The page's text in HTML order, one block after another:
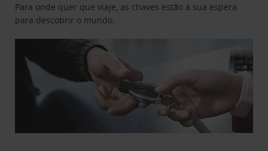
Para onde quer que viaje, as chaves estão à sua espera
para descobrir o mundo.